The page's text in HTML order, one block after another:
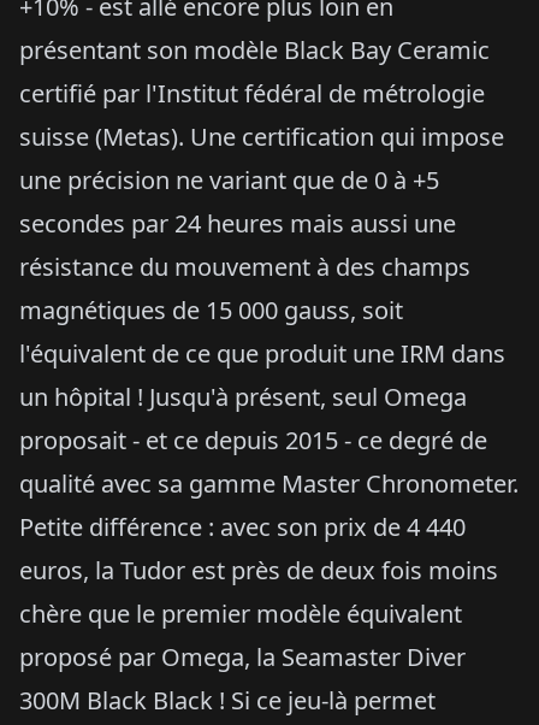
+10% - est allé encore plus loin en
présentant son modèle Black Bay Ceramic
certifié par l'Institut fédéral de métrologie
suisse (Metas). Une certification qui impose
une précision ne variant que de 0 à +5
secondes par 24 heures mais aussi une
résistance du mouvement à des champs
magnétiques de 15 000 gauss, soit
l'équivalent de ce que produit une IRM dans
un hôpital ! Jusqu'à présent, seul Omega
proposait - et ce depuis 2015 - ce degré de
qualité avec sa gamme Master Chronometer.
Petite différence : avec son prix de 4 440
euros, la Tudor est près de deux fois moins
chère que le premier modèle équivalent
proposé par Omega, la Seamaster Diver
300M Black Black ! Si ce jeu-là permet